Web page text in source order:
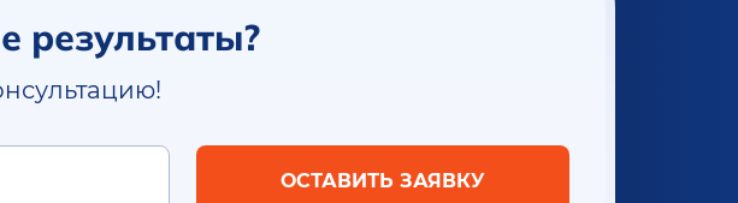
результаты?
ОСТАВИТЬ ЗАЯВКУ